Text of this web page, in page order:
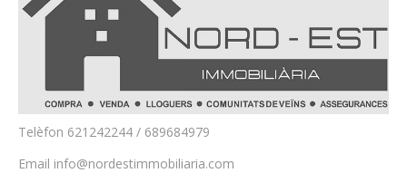
Telèfon 621242244 / 689684979
Email info@nordestimmobiliaria.com